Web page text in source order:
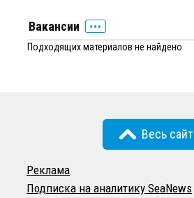
Вакансии
Подходящих материалов не найдено
Весь сайт
Реклама
Подписка на аналитику SeaNews